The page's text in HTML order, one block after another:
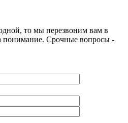
то мы перезвоним вам в
понимание. Срочные вопросы -